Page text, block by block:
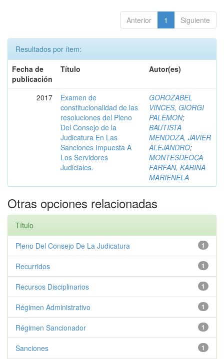
Anterior 1 Siguiente
Resultados por ítem:
Fecha de
publicación
Título Autor(es)
2017
Examen de
constitucionalidad de las
resoluciones del Pleno
Del Consejo de la
Judicatura En Las
Sanciones Impuesta A
Los Servidores
Judiciales.
GOROZABEL
VINCES, GIORGI
PALEMON;
BAUTISTA
MENDOZA, JAVIER
ALEJANDRO;
MONTESDEOCA
FARFAN, KARINA
MARIENELA
Otras opciones relacionadas
Título
1
Pleno Del Consejo De La Judicatura
1
Recurridos
1
Recursos Disciplinarios
1
Régimen Administrativo
1
Régimen Sancionador
1
Sanciones